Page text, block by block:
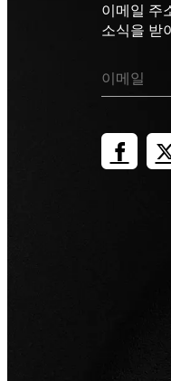
이메일 주
소식을 받